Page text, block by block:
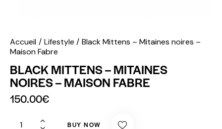
Accueil Lifestyle
Black Mittens – Mitaines noires –
Maison Fabre
BLACK MITTENS – MITAINES
NOIRES – MAISON FABRE
150.00€
BUY NOW